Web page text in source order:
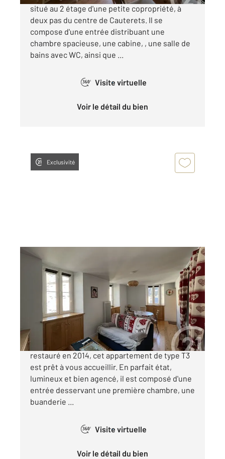
situé au 2 étage d'une petite copropriété, à
deux pas du centre de Cauterets. Il se
compose d'une entrée distribuant une
chambre spacieuse, une cabine, , une salle de
bains avec WC, ainsi que ...
360° Visite virtuelle
Voir le détail du bien
Exclusivité
CAUTERETS 65
52,09 m2, 3 pièces
Ref : 4030
Appartement F3 à vendre
259 700 €
AU COEUR DU VILLAGE, dans un bel immeuble
restauré en 2014, cet appartement de type T3
est prêt à vous accueillir. En parfait état,
lumineux et bien agencé, il est composé d'une
entrée desservant une première chambre, une
buanderie ...
360° Visite virtuelle
Voir le détail du bien